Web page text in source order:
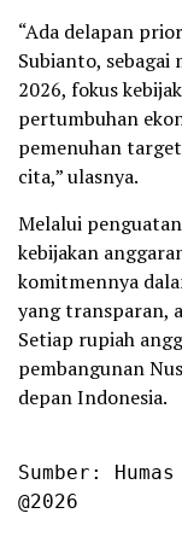
“Ada delapan
Subianto,
2026, fokus
pertumbuhan
pemenuhan
cita,” ulasnya.
Melalui
kebijakan
komitmennya
yang transparan,
Setiap rupiah
pembangunan
depan Indonesia.
Sumber:
@2026